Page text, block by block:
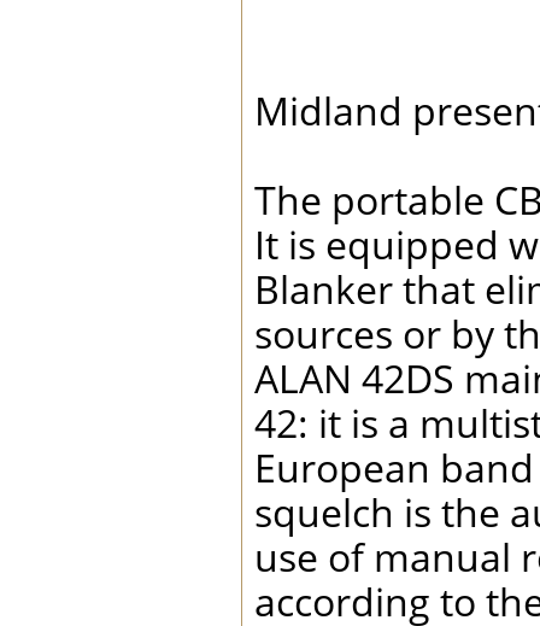
Midland
The portable
It is equipped
Blanker that
sources or by
ALAN 42DS
42: it is a
European
squelch is the
use of manual
according to